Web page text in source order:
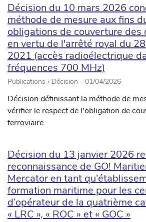
Décision du 10 mars 2026
méthode de mesure aux fins
obligations de couverture des
en vertu de l'arrêté royal du
2021 (accès radioélectrique
fréquences 700 MHz)
Publications › Décision - 01/04/2026
Décision définissant la méthode de
vérifier le respect de l'obligation de
ferroviaire
Décision du 13 janvier 2026
reconnaissance de GO!
Mercator en tant
formation maritime pour les
d’opérateur de la quatrième
« LRC », « ROC » et « GOC »